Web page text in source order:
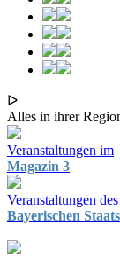
ᐅ
Alles in ihrer
Veranstaltungen im
Magazin 3
Veranstaltungen des
Bayerischen